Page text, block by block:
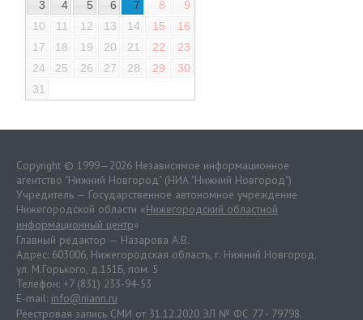
3
4 5 6 7 8
9
10
11 12 13 14 15
16
17
18 19 20 21 22
23
24
25 26 27 28 29
30
31
Copyright © 1999—2026 Независимое информационное
агентство "Нижний Новгород" (НИА "Нижний Новгород")
Учредитель — Государственное автономное учреждение
Нижегородской области «Нижегородский областной
информационный центр»
Главный редактор — Назарова А.В.
Адрес: 603006, Нижегородская область, г. Нижний Новгород.
ул. М.Горького, д.151Б, пом. 5
Телефон: +7 (831) 233-94-53
E-mail: info@niann.ru
Реестровая запись СМИ от 31.12.2020 ЭЛ № ФС 77 - 79798.